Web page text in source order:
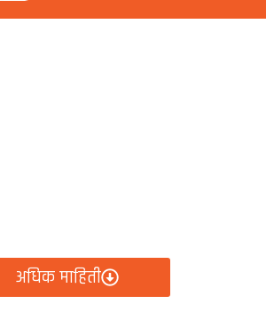
अधिक माहिती